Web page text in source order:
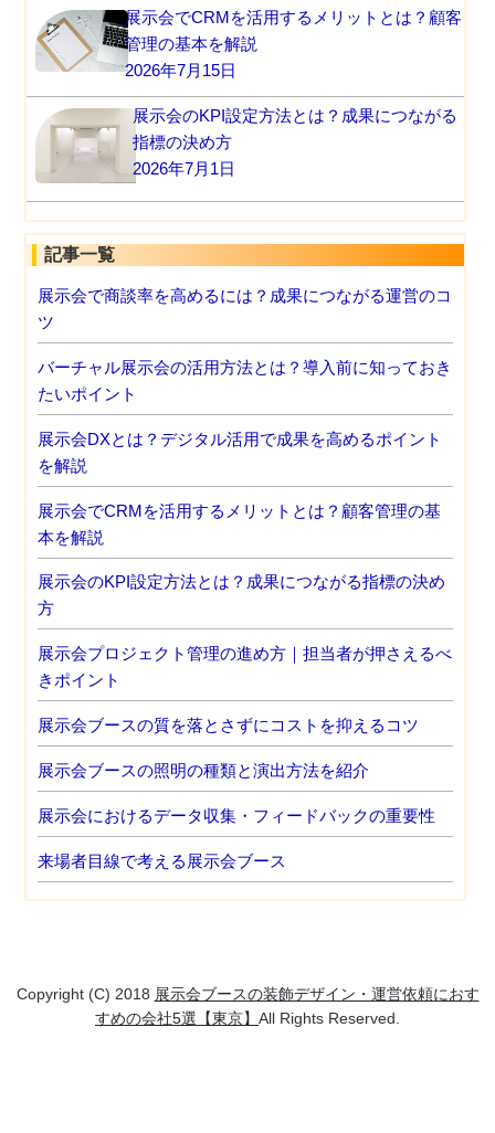
展示会でCRMを活用するメリットとは？顧客
管理の基本を解説
2026年7月15日
展示会のKPI設定方法とは？成果につながる
指標の決め方
2026年7月1日
記事一覧
展示会で商談率を高めるには？成果につながる運営のコ
ツ
バーチャル展示会の活用方法とは？導入前に知っておき
たいポイント
展示会DXとは？デジタル活用で成果を高めるポイント
を解説
展示会でCRMを活用するメリットとは？顧客管理の基
本を解説
展示会のKPI設定方法とは？成果につながる指標の決め
方
展示会プロジェクト管理の進め方｜担当者が押さえるべ
きポイント
展示会ブースの質を落とさずにコストを抑えるコツ
展示会ブースの照明の種類と演出方法を紹介
展示会におけるデータ収集・フィードバックの重要性
来場者目線で考える展示会ブース
Copyright (C) 2018 展示会ブースの装飾デザイン・運営依頼におす
すめの会社5選【東京】 All Rights Reserved.